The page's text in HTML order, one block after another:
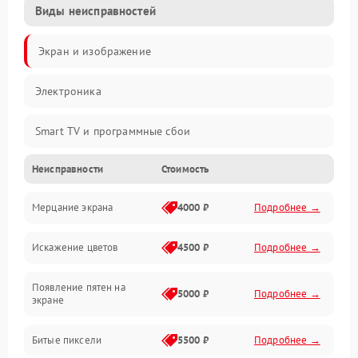
Виды неисправностей
Экран и изображение
Электроника
Smart TV и программные сбои
Питание и запуск
Подсветка и LED-модули
Звук и аудиосистема
Сигнал и приём каналов
Неисправности Стоимость
Мерцание экрана 4000 ₽ Подробнее →
Искажение цветов 4500 ₽ Подробнее →
Появление пятен на
экране
5000 ₽ Подробнее →
Битые пиксели 5500 ₽ Подробнее →